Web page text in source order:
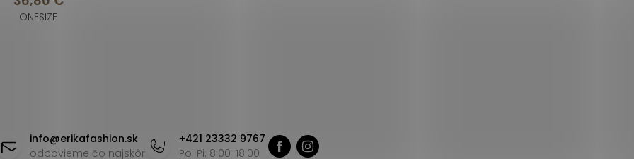
ONESIZE
info@erikafashion.sk
odpovieme čo najskôr
+421 23332 9767
Po-Pi: 8:00-18:00